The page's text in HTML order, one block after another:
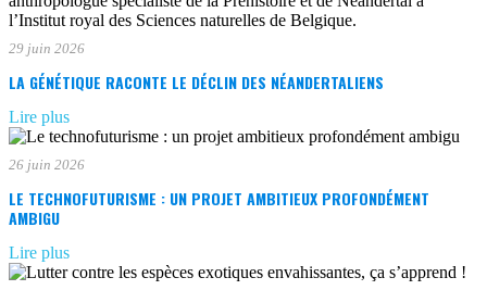
29 juin 2026
LA GÉNÉTIQUE RACONTE LE DÉCLIN DES NÉANDERTALIENS
Lire plus
26 juin 2026
LE TECHNOFUTURISME : UN PROJET AMBITIEUX PROFONDÉMENT
AMBIGU
Lire plus